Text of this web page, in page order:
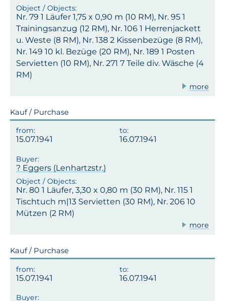
Nr. 79 1 Läufer 1,75 x 0,90 m (10 RM), Nr. 95 1
Trainingsanzug (12 RM), Nr. 106 1 Herrenjackett
u. Weste (8 RM), Nr. 138 2 Kissenbezüge (8 RM),
Nr. 149 10 kl. Bezüge (20 RM), Nr. 189 1 Posten
Servietten (10 RM), Nr. 271 7 Teile div. Wäsche (4
RM)
more
Kauf / Purchase
15.07.1941 16.07.1941
? Eggers (Lenhartzstr.)
Nr. 80 1 Läufer, 3,30 x 0,80 m (30 RM), Nr. 115 1
Tischtuch m|13 Servietten (30 RM), Nr. 206 10
Mützen (2 RM)
more
Kauf / Purchase
15.07.1941 16.07.1941